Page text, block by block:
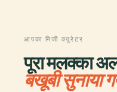
आपका निजी क्यूरेटर
पूरा मलक्का
बखूबी सुनाया